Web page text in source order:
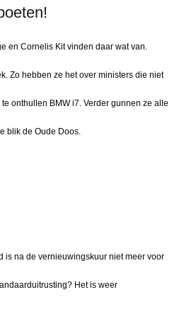
en Cornelis Kit vinden daar wat van.
Zo hebben ze het over ministers die niet
onthullen BMW i7. Verder gunnen ze alle
blik de Oude Doos.
is na de vernieuwingskuur niet meer voor
Het is weer